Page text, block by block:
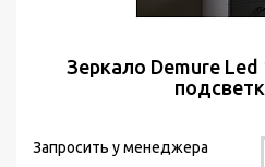
Зеркало Demure Led
Запросить у менеджера